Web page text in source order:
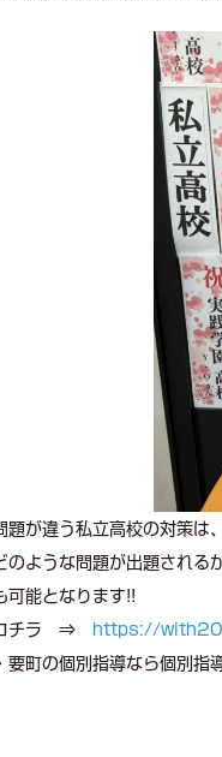
が違う私立高校の対策は、
のような問題が出題される
可能となります!!
コチラ ⇒
https://
要町の個別指導なら個別